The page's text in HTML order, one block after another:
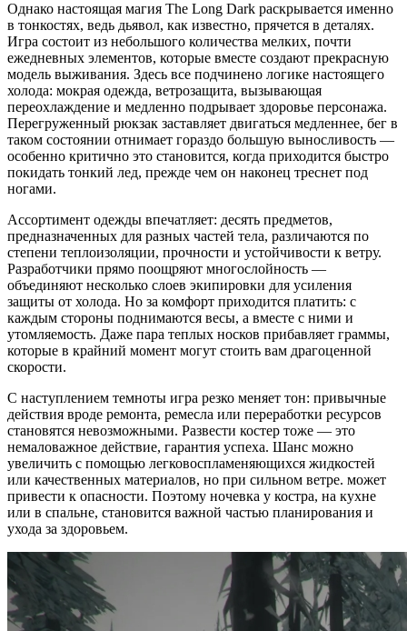
Однако настоящая магия The Long Dark раскрывается именно
в тонкостях, ведь дьявол, как известно, прячется в деталях.
Игра состоит из небольшого количества мелких, почти
ежедневных элементов, которые вместе создают прекрасную
модель выживания. Здесь все подчинено логике настоящего
холода: мокрая одежда, ветрозащита, вызывающая
переохлаждение и медленно подрывает здоровье персонажа.
Перегруженный рюкзак заставляет двигаться медленнее, бег в
таком состоянии отнимает гораздо большую выносливость —
особенно критично это становится, когда приходится быстро
покидать тонкий лед, прежде чем он наконец треснет под
ногами.
Ассортимент одежды впечатляет: десять предметов,
предназначенных для разных частей тела, различаются по
степени теплоизоляции, прочности и устойчивости к ветру.
Разработчики прямо поощряют многослойность —
объединяют несколько слоев экипировки для усиления
защиты от холода. Но за комфорт приходится платить: с
каждым стороны поднимаются весы, а вместе с ними и
утомляемость. Даже пара теплых носков прибавляет граммы,
которые в крайний момент могут стоить вам драгоценной
скорости.
С наступлением темноты игра резко меняет тон: привычные
действия вроде ремонта, ремесла или переработки ресурсов
становятся невозможными. Развести костер тоже — это
немаловажное действие, гарантия успеха. Шанс можно
увеличить с помощью легковоспламеняющихся жидкостей
или качественных материалов, но при сильном ветре. может
привести к опасности. Поэтому ночевка у костра, на кухне
или в спальне, становится важной частью планирования и
ухода за здоровьем.